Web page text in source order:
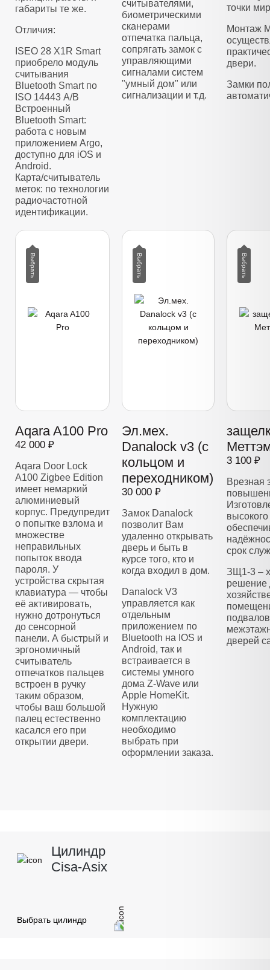
габариты те же.
Отличия:
ISEO 28 X1R Smart
приобрело модуль
считывания
Bluetooth Smart по
ISO 14443 А/B
Встроенный
Bluetooth Smart:
работа с новым
приложением Argo,
доступно для iOS и
Android.
Карта/считыватель
меток: по технологии
радиочастотной
идентификации.
считывателями,
биометрическими
сканерами
отпечатка пальца,
сопрягать замок с
управляющими
сигналами систем
"умный дом" или
сигнализации и т.д.
точки
Монтаж
двери.
Замки
Aqara A100 Pro
42 000 ₽
Aqara Door Lock
A100 Zigbee Edition
имеет немаркий
алюминиевый
корпус. Предупредит
о попытке взлома и
множестве
неправильных
попыток ввода
пароля. У
устройства скрытая
клавиатура — чтобы
её активировать,
нужно дотронуться
до сенсорной
панели. А быстрый и
эргономичный
считыватель
отпечатков пальцев
встроен в ручку
таким образом,
чтобы ваш большой
палец естественно
касался его при
открытии двери.
Эл.мех.
Danalock v3 (с
кольцом и
переходником)
30 000 ₽
Замок Danalock
позволит Вам
удаленно открывать
дверь и быть в
курсе того, кто и
когда входил в дом.
Danalock V3
управляется как
отдельным
приложением по
Bluetooth на IOS и
Android, так и
встраивается в
системы умного
дома Z-Wave или
Apple HomeKit.
Нужную
комплектацию
необходимо
выбрать при
оформлении заказа.
3 100 ₽
Врезная
высокого
срок
ЗЩ1-3 –
решение
дверей
Цилиндр
Cisa-Asix
Выбрать цилиндр